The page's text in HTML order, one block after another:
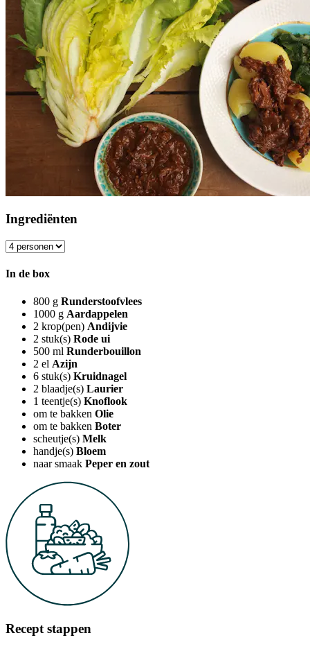
Ingrediënten
In de box
800 g Runderstoofvlees
1000 g Aardappelen
2 krop(pen) Andijvie
2 stuk(s) Rode ui
500 ml Runderbouillon
2 el Azijn
6 stuk(s) Kruidnagel
2 blaadje(s) Laurier
1 teentje(s) Knoflook
om te bakken Olie
om te bakken Boter
scheutje(s) Melk
handje(s) Bloem
naar smaak Peper en zout
Recept stappen